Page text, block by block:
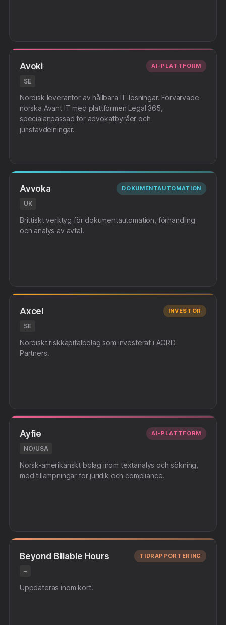
Avoki
SE
AI-PLATTFORM
Nordisk leverantör av hållbara IT-lösningar. Förvärvade
norska Avant IT med plattformen Legal 365,
specialanpassad för advokatbyråer och
juristavdelningar.
Avvoka
UK
DOKUMENTAUTOMATION
Brittiskt verktyg för dokumentautomation, förhandling
och analys av avtal.
Axcel
SE
INVESTOR
Nordiskt riskkapitalbolag som investerat i AGRD
Partners.
Ayfie
NO/USA
AI-PLATTFORM
Norsk-amerikanskt bolag inom textanalys och sökning,
med tillämpningar för juridik och compliance.
Beyond Billable Hours
–
TIDRAPPORTERING
Uppdateras inom kort.